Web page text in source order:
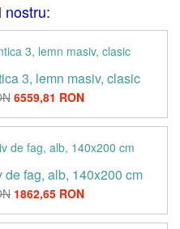
3, lemn masiv, clasic
6559,81 RON
fag, alb, 140x200 cm
1862,65 RON